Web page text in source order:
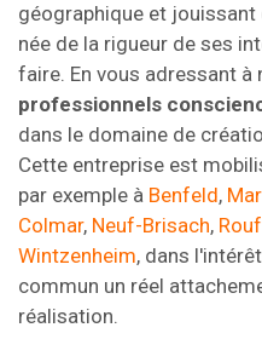
géographique et
née de la rigueur de ses
faire. En vous adressant à
professionnels
dans le domaine de
Cette entreprise est
par exemple à Benfeld,
Colmar, Neuf-Brisach,
Wintzenheim, dans
commun un réel
réalisation.